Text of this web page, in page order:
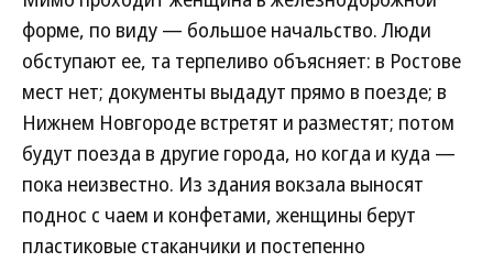
форме, по виду — большое начальство. Люди
обступают ее, та терпеливо объясняет: в Ростове
мест нет; документы выдадут прямо в поезде; в
Нижнем Новгороде встретят и разместят; потом
будут поезда в другие города, но когда и куда —
пока неизвестно. Из здания вокзала выносят
поднос с чаем и конфетами, женщины берут
пластиковые стаканчики и постепенно